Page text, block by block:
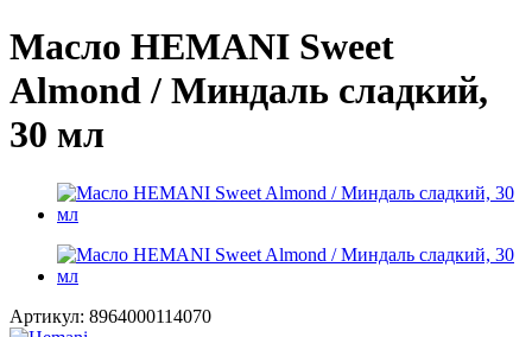
Масло HEMANI Sweet
Almond / Миндаль сладкий,
30 мл
Артикул: 8964000114070